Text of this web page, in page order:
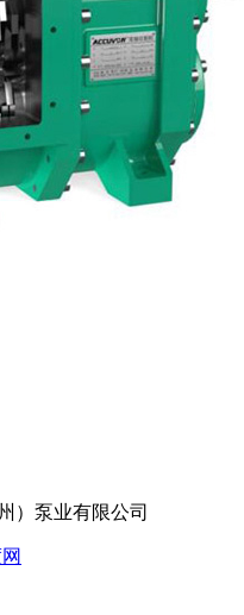
）泵业有限公司